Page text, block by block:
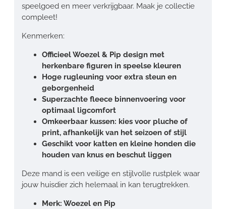
speelgoed en meer verkrijgbaar. Maak je collectie
compleet!
Kenmerken:
Officieel Woezel & Pip design met
herkenbare figuren in speelse kleuren
Hoge rugleuning voor extra steun en
geborgenheid
Superzachte fleece binnenvoering voor
optimaal ligcomfort
Omkeerbaar kussen: kies voor pluche of
print, afhankelijk van het seizoen of stijl
Geschikt voor katten en kleine honden die
houden van knus en beschut liggen
Deze mand is een veilige en stijlvolle rustplek waar
jouw huisdier zich helemaal in kan terugtrekken.
Merk: Woezel en Pip